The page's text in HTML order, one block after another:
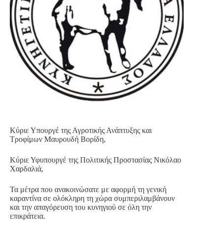
Κύριε Υπουργέ της Αγροτικής Ανάπτυξης και
Τροφίμων Μαυρουδή Βορίδη,
Κύριε Υφυπουργέ της Πολιτικής Προστασίας Νικόλαο
Χαρδαλιά,
Τα μέτρα που ανακοινώσατε με αφορμή τη γενική
καραντίνα σε ολόκληρη τη χώρα συμπεριλαμβάνουν
και την απαγόρευση του κυνηγιού σε όλη την
επικράτεια.